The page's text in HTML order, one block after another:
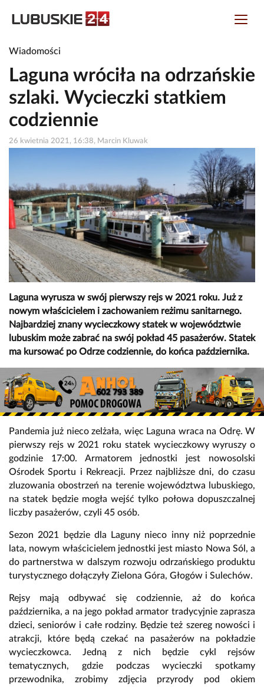
Wiadomości
Laguna wróciła na odrzańskie
szlaki. Wycieczki statkiem
codziennie
26 kwietnia 2021, 16:38, Marcin Kluwak
Laguna wyrusza w swój pierwszy rejs w 2021 roku. Już z
nowym właścicielem i zachowaniem reżimu sanitarnego.
Najbardziej znany wycieczkowy statek w województwie
lubuskim może zabrać na swój pokład 45 pasażerów. Statek
ma kursować po Odrze codziennie, do końca października.
Pandemia już nieco zelżała, więc Laguna wraca na Odrę. W
pierwszy rejs w 2021 roku statek wycieczkowy wyruszy o
godzinie 17:00. Armatorem jednostki jest nowosolski
Ośrodek Sportu i Rekreacji. Przez najbliższe dni, do czasu
zluzowania obostrzeń na terenie województwa lubuskiego,
na statek będzie mogła wejść tylko połowa dopuszczalnej
liczby pasażerów, czyli 45 osób.
Sezon 2021 będzie dla Laguny nieco inny niż poprzednie
lata, nowym właścicielem jednostki jest miasto Nowa Sól, a
do partnerstwa w dalszym rozwoju odrzańskiego produktu
turystycznego dołączyły Zielona Góra, Głogów i Sulechów.
Rejsy mają odbywać się codziennie, aż do końca
października, a na jego pokład armator tradycyjnie zaprasza
dzieci, seniorów i całe rodziny. Będzie też szereg nowości i
atrakcji, które będą czekać na pasażerów na pokładzie
wycieczkowca. Jedną z nich będzie cykl rejsów
tematycznych, gdzie podczas wycieczki spotkamy
przewodnika, zrobimy zdjęcia przyrody pod okiem